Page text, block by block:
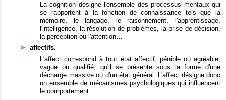
La cognition désigne l'ensemble des processus mentaux qui
se rapportent à la fonction de connaissance tels que la
mémoire, le langage, le raisonnement, l'apprentissage,
l'intelligence, la résolution de problèmes, la prise de décision,
la perception ou l'attention…
affectifs.
L'affect correspond à tout état affectif, pénible ou agréable,
vague ou qualifié, qu'il se présente sous la forme d'une
décharge massive ou d'un état général. L'affect désigne donc
un ensemble de mécanismes psychologiques qui influencent
le comportement.